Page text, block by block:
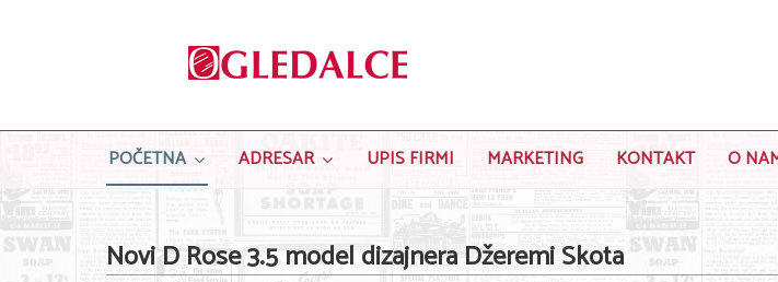
POČETNA ADRESAR UPIS FIRMI MARKETING KONTAKT O
Novi D Rose 3.5 model dizajnera Džeremi Skota